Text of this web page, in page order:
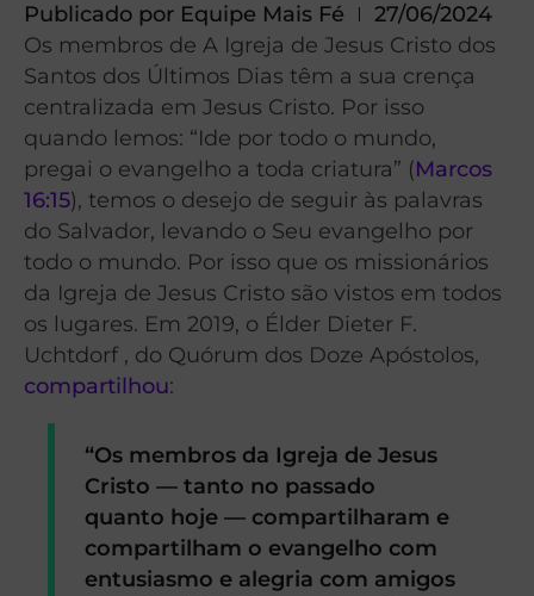
Publicado por Equipe Mais Fé
27/06/2024
Os membros de A Igreja de Jesus Cristo dos
Santos dos Últimos Dias têm a sua crença
centralizada em Jesus Cristo. Por isso
quando lemos: “Ide por todo o mundo,
pregai o evangelho a toda criatura” (Marcos
16:15), temos o desejo de seguir às palavras
do Salvador, levando o Seu evangelho por
todo o mundo. Por isso que os missionários
da Igreja de Jesus Cristo são vistos em todos
os lugares. Em 2019, o Élder Dieter F.
Uchtdorf , do Quórum dos Doze Apóstolos,
compartilhou:
“Os membros da Igreja de Jesus
Cristo — tanto no passado
quanto hoje — compartilharam e
compartilham o evangelho com
entusiasmo e alegria com amigos